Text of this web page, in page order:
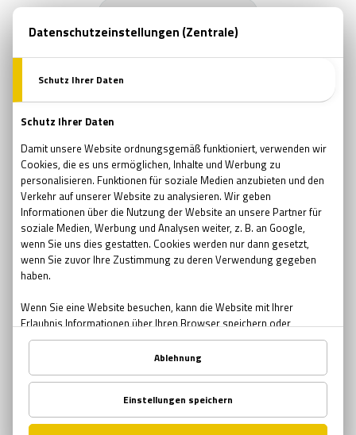
Flow - Erlebnis im Exit Room
Exit Rooms machen glücklich
Exit Room Statistik
etr
ExitTheRoom
Rätsel
Rätsel lösen Exit The Room
tricks
Zombie-Apokalypse
verschwörungstheorie
conspiracy
internet popkultur
medien
mysteriös lügen
lustig
spanned
escapegame
escapespiel
sci-fi
unglaublich smart
ideen
zukunft menscheit
wissenschaft
gesellschaft
überlegungen